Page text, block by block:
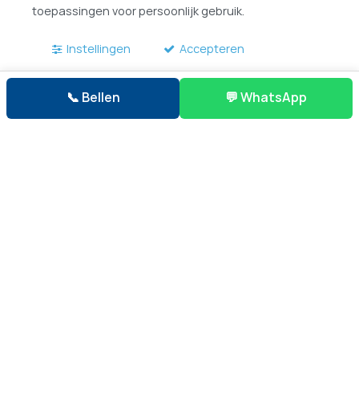
Verhuislift­en Verhuur in
Westvoorne
toepassingen voor persoonlijk gebruik.
Instellingen Accepteren
📞 Bellen 💬 WhatsApp